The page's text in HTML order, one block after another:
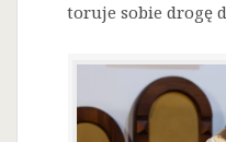
toruje sobie drogę